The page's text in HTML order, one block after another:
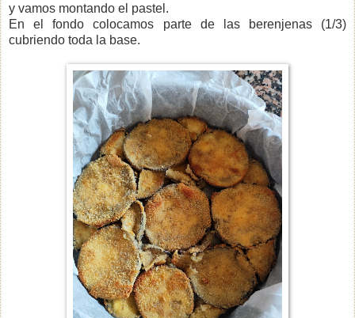
y vamos montando el pastel.
En el fondo colocamos parte de las berenjenas (1/3)
cubriendo toda la base.